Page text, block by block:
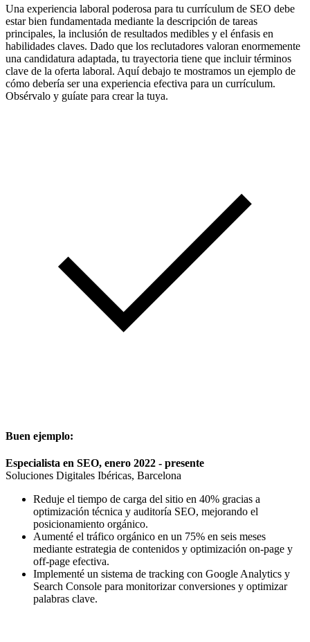
Una experiencia laboral poderosa para tu currículum de SEO debe
estar bien fundamentada mediante la descripción de tareas
principales, la inclusión de resultados medibles y el énfasis en
habilidades claves. Dado que los reclutadores valoran enormemente
una candidatura adaptada, tu trayectoria tiene que incluir términos
clave de la oferta laboral. Aquí debajo te mostramos un ejemplo de
cómo debería ser una experiencia efectiva para un currículum.
Obsérvalo y guíate para crear la tuya.
Buen ejemplo:
Especialista en SEO, enero 2022 - presente
Soluciones Digitales Ibéricas, Barcelona
Reduje el tiempo de carga del sitio en 40% gracias a
optimización técnica y auditoría SEO, mejorando el
posicionamiento orgánico.
Aumenté el tráfico orgánico en un 75% en seis meses
mediante estrategia de contenidos y optimización on-page y
off-page efectiva.
Implementé un sistema de tracking con Google Analytics y
Search Console para monitorizar conversiones y optimizar
palabras clave.